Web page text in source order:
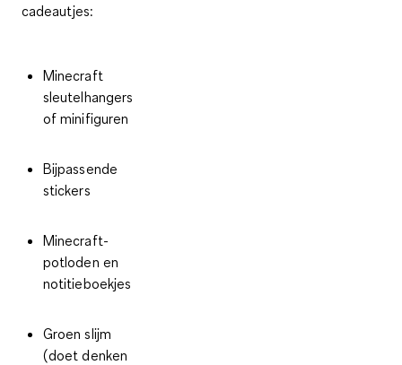
cadeautjes:
Minecraft
sleutelhangers
of minifiguren
Bijpassende
stickers
Minecraft-
potloden en
notitieboekjes
Groen slijm
(doet denken